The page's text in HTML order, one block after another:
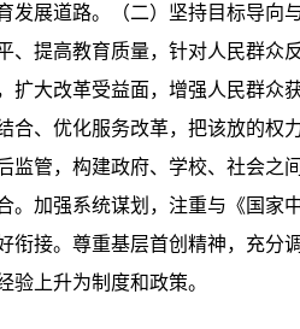
展道路。（二）坚持目标导向
、提高教育质量，针对人民群众
扩大改革受益面，增强人民群众
合、优化服务改革，把该放的权
管，构建政府、学校、社会之
。加强系统谋划，注重与《国家
衔接。尊重基层首创精神，充分
验上升为制度和政策。